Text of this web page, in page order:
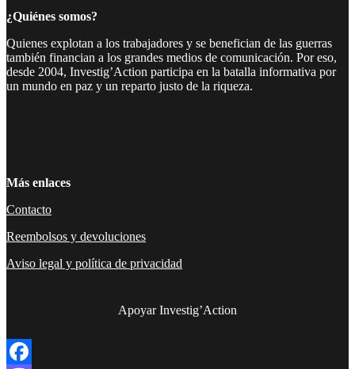
¿Quiénes somos?
Quienes explotan a los trabajadores y se benefician de las guerras
también financian a los grandes medios de comunicación. Por eso,
desde 2004, Investig’Action participa en la batalla informativa por
un mundo en paz y un reparto justo de la riqueza.
Más enlaces
Contacto
Reembolsos y devoluciones
Aviso legal y política de privacidad
Apoyar Investig’Action